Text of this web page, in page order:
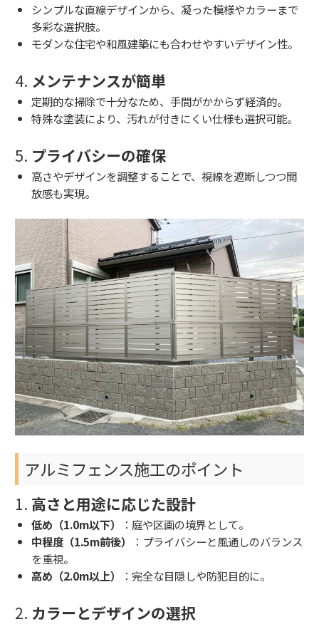
シンプルな直線デザインから、凝った模様やカラーまで
多彩な選択肢。
モダンな住宅や和風建築にも合わせやすいデザイン性。
4. メンテナンスが簡単
定期的な掃除で十分なため、手間がかからず経済的。
特殊な塗装により、汚れが付きにくい仕様も選択可能。
5. プライバシーの確保
高さやデザインを調整することで、視線を遮断しつつ開
放感も実現。
アルミフェンス施工のポイント
1. 高さと用途に応じた設計
低め（1.0m以下）
：庭や区画の境界として。
中程度（1.5m前後）
：プライバシーと風通しのバランス
を重視。
高め（2.0m以上）
：完全な目隠しや防犯目的に。
2. カラーとデザインの選択